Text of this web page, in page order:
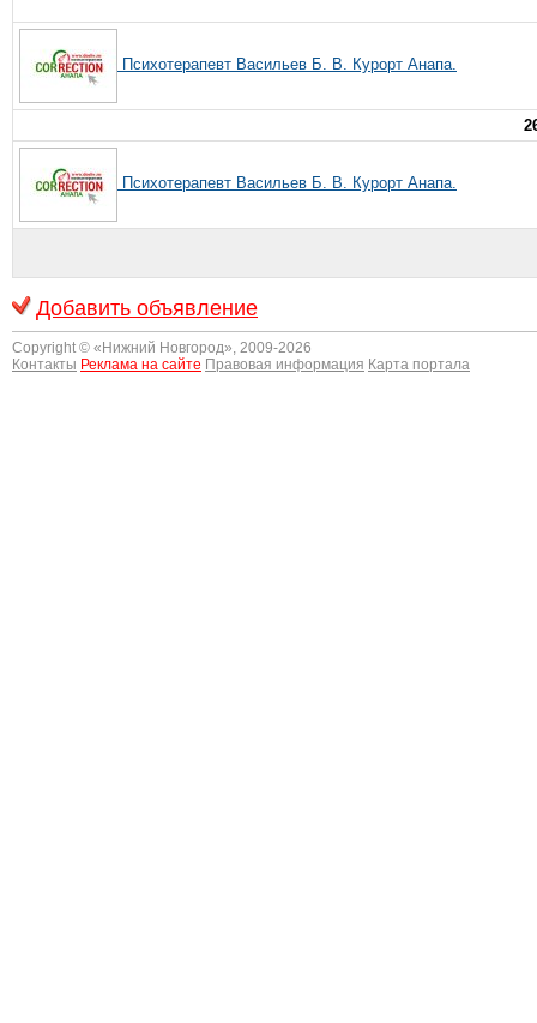
Психотерапевт Васильев Б. В. Курорт Анапа.
Психотерапевт Васильев Б. В. Курорт Анапа.
Добавить объявление
Copyright © « Нижний Новгород», 2009-2026
Контакты Реклама на сайте Правовая информация Карта портала